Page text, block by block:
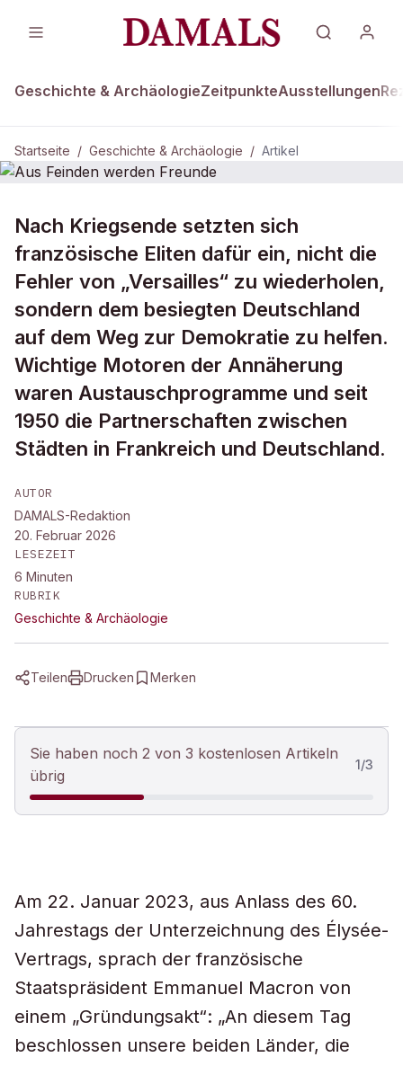
Geschichte & ArchäologieZeitpunkteAusstellungen
Startseite / Geschichte & Archäologie / Artikel
DAMALS Plus GESCHICHTE & ARCHÄOLOGIE
Aus Feinden werden Freunde
Nach Kriegsende setzten sich
französische Eliten dafür ein, nicht die
Fehler von „Versailles“ zu wiederholen,
sondern dem besiegten Deutschland
auf dem Weg zur Demokratie zu helfen.
Wichtige Motoren der Annäherung
waren Austauschprogramme und seit
1950 die Partnerschaften zwischen
Städten in Frankreich und Deutschland.
AUTOR
DAMALS-Redaktion
20. Februar 2026
LESEZEIT
6 Minuten
RUBRIK
Geschichte & Archäologie
Teilen Drucken Merken
Sie haben noch 2 von 3 kostenlosen Artikeln
übrig
1/3
Am 22. Januar 2023, aus Anlass des 60.
Jahrestags der Unterzeichnung des Élysée-
Vertrags, sprach der französische
Staatspräsident Emmanuel Macron von
einem „Gründungsakt“: „An diesem Tag
beschlossen unsere beiden Länder, die